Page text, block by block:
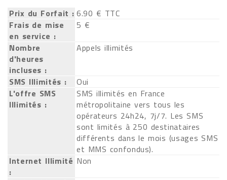
Prix du Forfait : 6.90 € TTC
Frais de mise
en service :
5 €
Nombre
d'heures
incluses :
Appels illimités
SMS Illimités :
Oui
L'offre SMS
Illimités :
SMS illimités en France
métropolitaine vers tous les
opérateurs 24h24, 7j/7. Les SMS
sont limités à 250 destinataires
différents dans le mois (usages SMS
et MMS confondus).
Internet Illimité
:
Non